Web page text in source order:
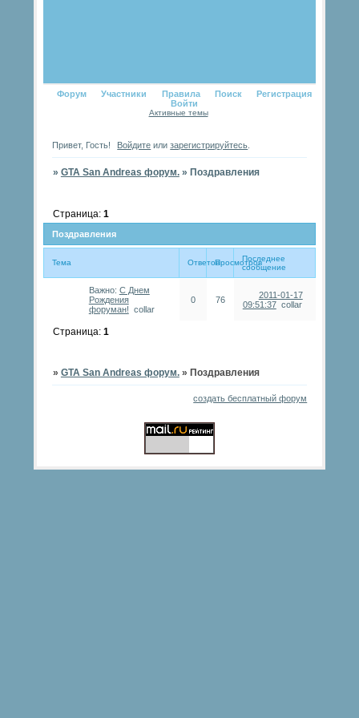
Форум Участники Правила Поиск
Регистрация
Войти
Активные темы
Привет, Гость! Войдите илизарегистрируйтесь
» GTA San Andreas форум. » Поздравления
Поздравления
Страница: 1
Тема ОтветовПросмотровПоследнее
сообщение
Важно: С Днем
Рождения
форуман! collar
0 76
2011-01-17
09:51:37 collar
Страница: 1
» GTA San Andreas форум. » Поздравления
создать бесплатный форум